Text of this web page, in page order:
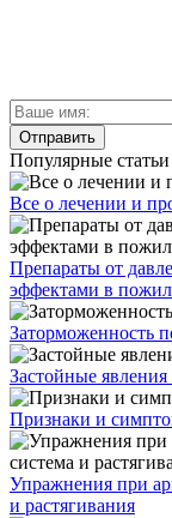
Популярные статьи
Все о лечении и
Препараты от
эффектами в
Заторможенность
Застойные
Признаки и
Упражнения при
и растягивания